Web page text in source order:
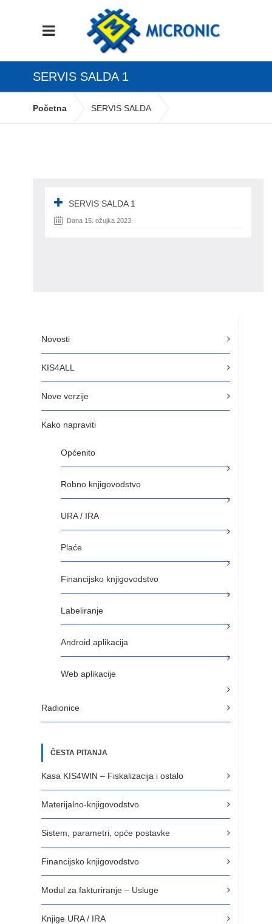
SERVIS SALDA 1
Početna SERVIS SALDA
Novosti
KIS4ALL
Nove verzije
Kako napraviti
Općenito
Robno knjigovodstvo
URA / IRA
Plaće
Financijsko knjigovodstvo
Labeliranje
Android aplikacija
Web aplikacije
Radionice
ČESTA PITANJA
Kasa KIS4WIN – Fiskalizacija i ostalo
Materijalno-knjigovodstvo
Sistem, parametri, opće postavke
Financijsko knjigovodstvo
Modul za fakturiranje – Usluge
Knjige URA / IRA
SERVIS SALDA 1
Dana 15. ožujka 2023.